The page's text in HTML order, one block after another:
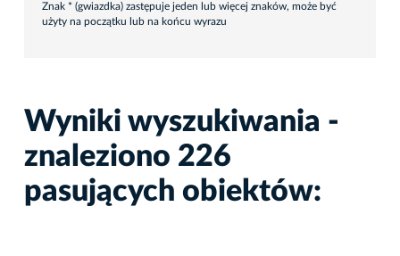
Znak * (gwiazdka) zastępuje jeden lub więcej znaków, może być
użyty na początku lub na końcu wyrazu
Wyniki wyszukiwania -
znaleziono 226
pasujących obiektów: